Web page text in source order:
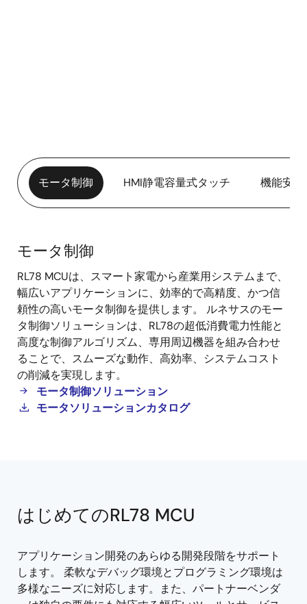
モータ制御 HMI静電容量式タッチ 機能安全
ー
タ
制
御
モータ制御
RL78 MCUは、スマート家電から産業用システムまで、
幅広いアプリケーションに、効率的で高精度、かつ信
頼性の高いモータ制御を提供します。 ルネサスのモー
タ制御ソリューションは、RL78の超低消費電力性能と
高度な制御アルゴリズム、専用周辺機器を組み合わせ
ることで、スムーズな動作、高効率、システムコスト
の削減を実現します。
モータ制御ソリューション
モータソリューションカタログ
はじめてのRL78 MCU
アプリケーション開発のあらゆる開発段階をサポート
します。 柔軟なデバッグ環境とプログラミング環境は
多様なニーズに対応します。また、パートナーベンダ